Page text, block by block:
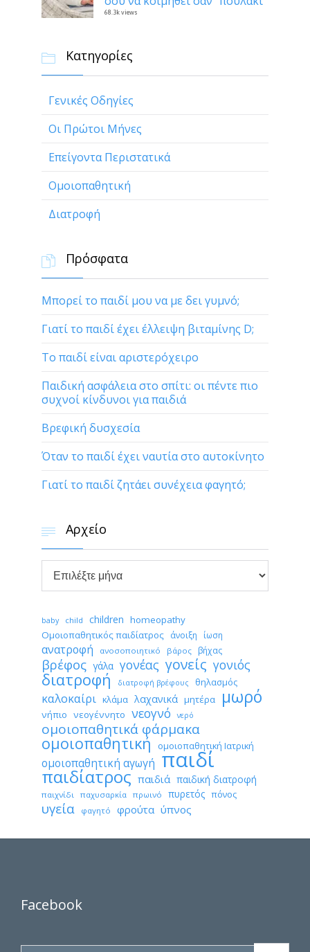
68.3k views
 Κατηγορίες
Γενικές Οδηγίες
Οι Πρώτοι Μήνες
Επείγοντα Περιστατικά
Ομοιοπαθητική
Διατροφή
 Πρόσφατα
Μπορεί το παιδί μου να με δει γυμνό;
Γιατί το παιδί έχει έλλειψη βιταμίνης D;
Το παιδί είναι αριστερόχειρο
Παιδική ασφάλεια στο σπίτι: οι πέντε πιο
συχνοί κίνδυνοι για παιδιά
Βρεφική δυσχεσία
Όταν το παιδί έχει ναυτία στο αυτοκίνητο
Γιατί το παιδί ζητάει συνέχεια φαγητό;
 Αρχείο
Αρχείο
baby child children homeopathy
Ομοιοπαθητικός παιδίατρος άνοιξη ίωση
ανατροφή ανοσοποιητικό βάρος βήχας
βρέφος γάλα γονέας γονείς γονιός
διατροφή διατροφή βρέφους θηλασμός
καλοκαίρι κλάμα λαχανικά μητέρα μωρό
νήπιο νεογέννητο νεογνό νερό
ομοιοπαθητικά φάρμακα
ομοιοπαθητική ομοιοπαθητική Ιατρική
ομοιοπαθητική αγωγή παιδί
παιδίατρος παιδιά παιδική διατροφή
παιχνίδι παχυσαρκία πρωινό πυρετός πόνος
υγεία φαγητό φρούτα ύπνος
Facebook